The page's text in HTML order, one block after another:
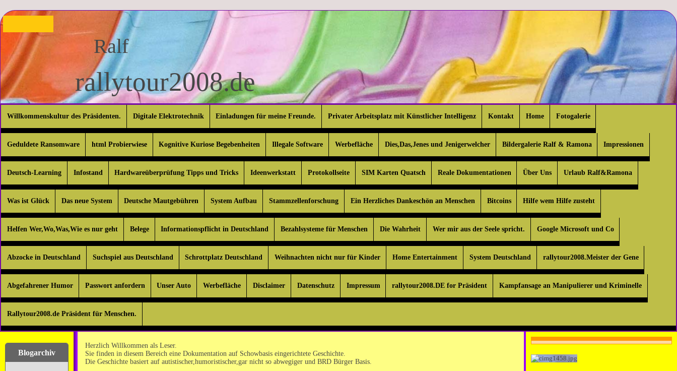
Ralf
rallytour2008.de
Willkommenskultur des Präsidenten. Digitale Elektrotechnik Einladungen für meine Freunde. Privater Arbeitsplatz mit Künstlicher Intelligenz Kontakt Home Fotogalerie
Geduldete Ransomware html Probierwiese Kognitive Kuriose Begebenheiten Illegale Software Werbefläche Dies,Das,Jenes und Jenigerwelcher Bildergalerie Ralf & Ramona Impressionen
Deutsch-Learning Infostand Hardwareüberprüfung Tipps und Tricks Ideenwerkstatt Protokollseite SIM Karten Quatsch Reale Dokumentationen Über Uns Urlaub Ralf&Ramona
Was ist Glück Das neue System Deutsche Mautgebühren System Aufbau Stammzellenforschung Ein Herzliches Dankeschön an Menschen Bitcoins Hilfe wem Hilfe zusteht
Helfen Wer,Wo,Was,Wie es nur geht Belege Informationspflicht in Deutschland Bezahlsysteme für Menschen Die Wahrheit Wer mir aus der Seele spricht. Google Microsoft und Co
Abzocke in Deutschland Suchspiel aus Deutschland Schrottplatz Deutschland Weihnachten nicht nur für Kinder Home Entertainment System Deutschland rallytour2008.Meister der Gene
Abgefahrener Humor Passwort anfordern Unser Auto Werbefläche Disclaimer Datenschutz Impressum rallytour2008.DE for Präsident Kampfansage an Manipulierer und Kriminelle
Rallytour2008.de Präsident für Menschen.
Blogarchiv
Herzlich Willkommen als Leser.
Sie finden in diesem Bereich eine Dokumentation auf Schowbasis eingerichtete Geschichte.
Die Geschichte basiert auf autistischer,humoristischer,gar nicht so abwegiger und BRD Bürger Basis.